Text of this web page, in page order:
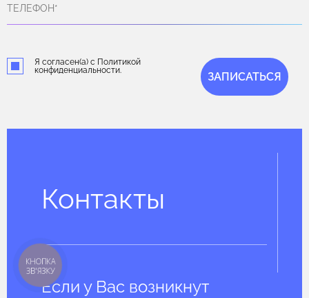
Я согласен(а) с Политикой
конфиденциальности.
ЗАПИСАТЬСЯ
Контакты
Если у Вас возникнут
КНОПКА
ЗВ'ЯЗКУ